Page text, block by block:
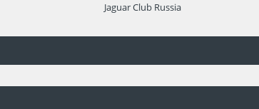
Jaguar Club Russia